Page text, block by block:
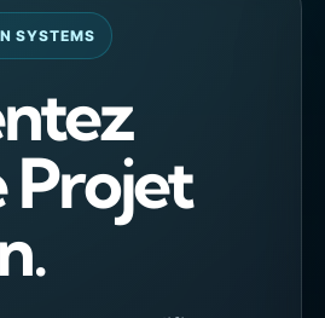
SYSTEMS